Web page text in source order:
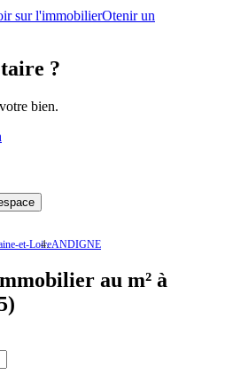
sur l'immobilierOtenir un
?
bien.
et-LoireANDIGNE
au m² à